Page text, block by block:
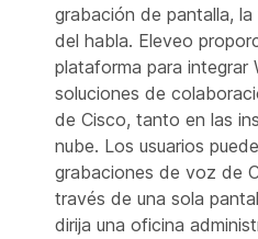
grabación de pantalla,
del habla. Eleveo
plataforma para integrar
soluciones de
de Cisco, tanto en las
nube. Los usuarios
grabaciones de voz de
través de una sola
dirija una oficina